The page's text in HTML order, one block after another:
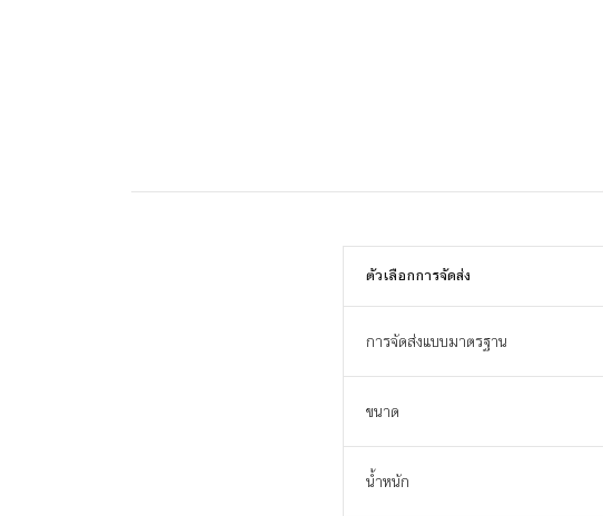
ตัวเลือกการจัดส่ง
การจัดส่งแบบมาตรฐาน
ขนาด
น้ำหนัก